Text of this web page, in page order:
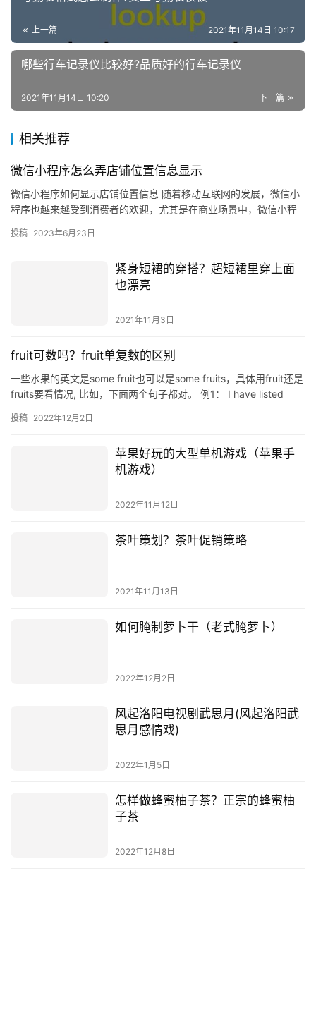
上一篇 2021年11月14日 10:17
哪些行车记录仪比较好?品质好的行车记录仪
下一篇
2021年11月14日 10:20
相关推荐
微信小程序怎么弄店铺位置信息显示
微信小程序如何显示店铺位置信息 随着移动互联网的发展，微信小
程序也越来越受到消费者的欢迎，尤其是在商业场景中，微信小程
息呢…
投稿 2023年6月23日
紧身短裙的穿搭？超短裙里穿上面
也漂亮
2021年11月3日
fruit可数吗？fruit单复数的区别
一些水果的英文是some fruit也可以是some fruits，具体用fruit还是
fruits要看情况, 比如，下面两个句子都对。 例1： I have listed
投稿 2022年12月2日
苹果好玩的大型单机游戏（苹果手
机游戏）
2022年11月12日
茶叶策划？茶叶促销策略
2021年11月13日
如何腌制萝卜干（老式腌萝卜）
2022年12月2日
风起洛阳电视剧武思月(风起洛阳武
思月感情戏)
2022年1月5日
怎样做蜂蜜柚子茶？正宗的蜂蜜柚
子茶
2022年12月8日